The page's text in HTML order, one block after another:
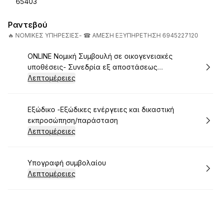
Ραντεβού
🔥 ΝΟΜΙΚΕΣ ΥΠΗΡΕΣΙΕΣ- ☎ ΑΜΕΣΗ ΕΞΥΠΗΡΕΤΗΣΗ 6945227120
Κράτηση
ONLINE Νομική Συμβουλή σε οικογενειακές
υποθέσεις- Συνεδρία εξ αποστάσεως
(τηλεφωνικά ή μέσω βιντεοκλήσης)
Λεπτομέρειες
Κράτηση
Εξώδικο -Εξώδικες ενέργειες και δικαστική
εκπροσώπηση/παράσταση
Λεπτομέρειες
Κράτηση
Υπογραφή συμβολαίου
Λεπτομέρειες